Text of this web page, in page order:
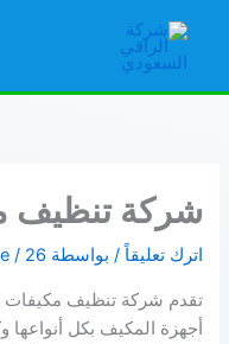
المحتوى
شركة تنظيف
اترك تعليقاً / بواسطة / 26 مارس، 2024
تقدم شركة تنظيف مكيفات
أجهزة المكيف بكل أنواعها